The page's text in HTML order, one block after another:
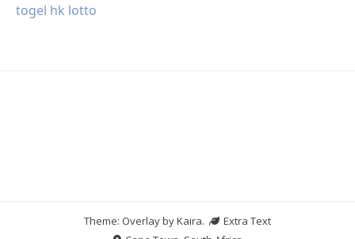
togel hk lotto
Theme: Overlay byKaira.
Extra Text